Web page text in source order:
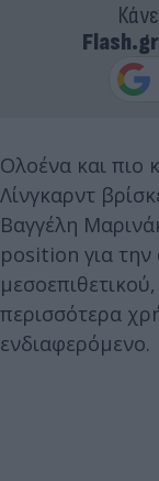
Flash.gr
Ολοένα και πιο
Λίνγκαρντ
Βαγγέλη
position για
περισσότερα
ενδιαφερόμενο.